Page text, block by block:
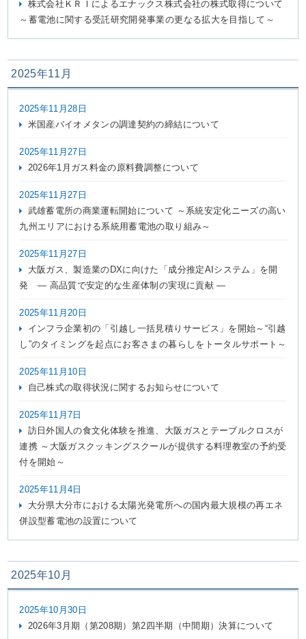
株式会社ＫＲＩによるエナックス株式会社の株式取得について
～蓄電池に関する受託研究開発事業の更なる拡大を目指して～
2025年11月
2025年11月28日
米国産バイオメタンの調達契約の締結について
2025年11月27日
2026年1月ガス料金の原料費調整について
2025年11月27日
武雄蓄電所の商業運転開始について ～系統安定化ニーズの高い
九州エリアにおける系統用蓄電池の取り組み～
2025年11月27日
大阪ガス、製造業のDXに向けた「成分推定AIシステム」を開
発 ― 高品質で安定的な生産体制の実現に貢献 ―
2025年11月20日
インフラ企業初の「引越し一括見積りサービス」を開始～“引越
し”のタイミングを起点にお客さまの暮らしをトータルサポート～
2025年11月10日
自己株式の取得状況に関するお知らせについて
2025年11月7日
訪日外国人の食文化体験を推進、大阪ガスとテーブルクロスが
連携 ～大阪ガスクッキングスクールが提供する料理教室の予約受
付を開始～
2025年11月4日
大分県大分市における太陽光発電所への国内最大規模の再エネ
併設型蓄電池の設置について
2025年10月
2025年10月30日
2026年3月期（第208期）第2四半期（中間期）決算について